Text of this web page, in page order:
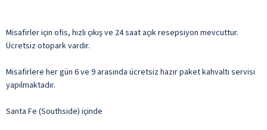
Misafirler için ofis, hızlı çıkış ve 24 saat açık resepsiyon mevcuttur.
Ücretsiz otopark vardır.
Misafirlere her gün 6 ve 9 arasında ücretsiz hazır paket kahvaltı servisi
yapılmaktadır.
Santa Fe (Southside) içinde